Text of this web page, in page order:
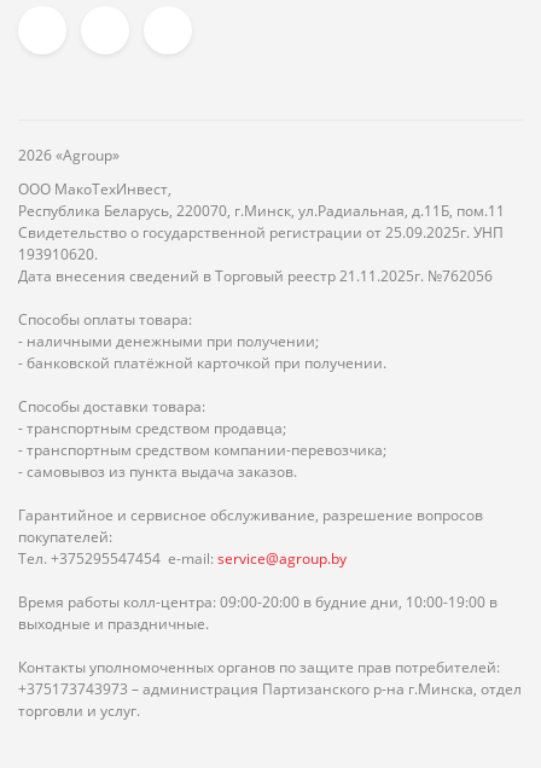
2026 «Agroup»
ООО МакоТехИнвест,
Республика Беларусь, 220070, г.Минск, ул.Радиальная, д.11Б, пом.11
Свидетельство о государственной регистрации от 25.09.2025г. УНП
193910620.
Дата внесения сведений в Торговый реестр 21.11.2025г. №762056
Способы оплаты товара:
- наличными денежными при получении;
- банковской платёжной карточкой при получении.
Способы доставки товара:
- транспортным средством продавца;
- транспортным средством компании-перевозчика;
- самовывоз из пункта выдача заказов.
Гарантийное и сервисное обслуживание, разрешение вопросов
покупателей:
Тел. +375295547454 e-mail: service@agroup.by
Время работы колл-центра: 09:00-20:00 в будние дни, 10:00-19:00 в
выходные и праздничные.
Контакты уполномоченных органов по защите прав потребителей:
+375173743973 – администрация Партизанского р-на г.Минска, отдел
торговли и услуг.